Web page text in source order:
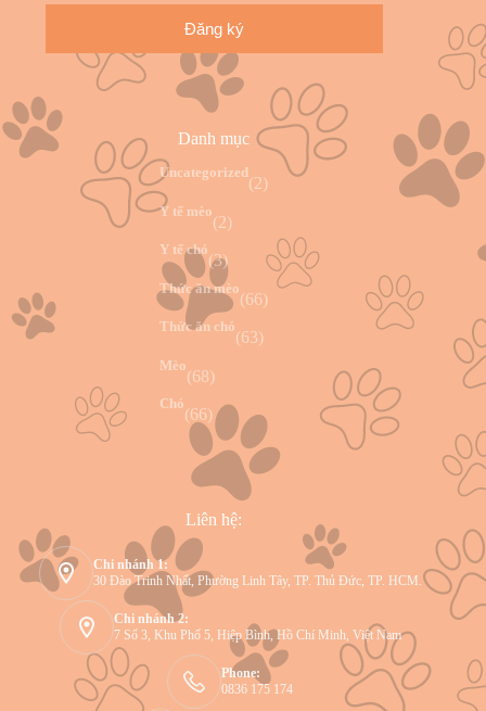
Đăng ký
Danh mục
Uncategorized
(2)
Y tế mèo
(2)
Y tế chó
(3)
Thức ăn mèo
(66)
Thức ăn chó
(63)
Mèo
(68)
Chó
(66)
Liên hệ:
Chi nhánh 1:
30 Đào Trinh Nhất, Phường Linh Tây, TP. Thủ Đức, TP. HCM.
Chi nhánh 2:
7 Số 3, Khu Phố 5, Hiệp Bình, Hồ Chí Minh, Việt Nam
Phone:
0836 175 174